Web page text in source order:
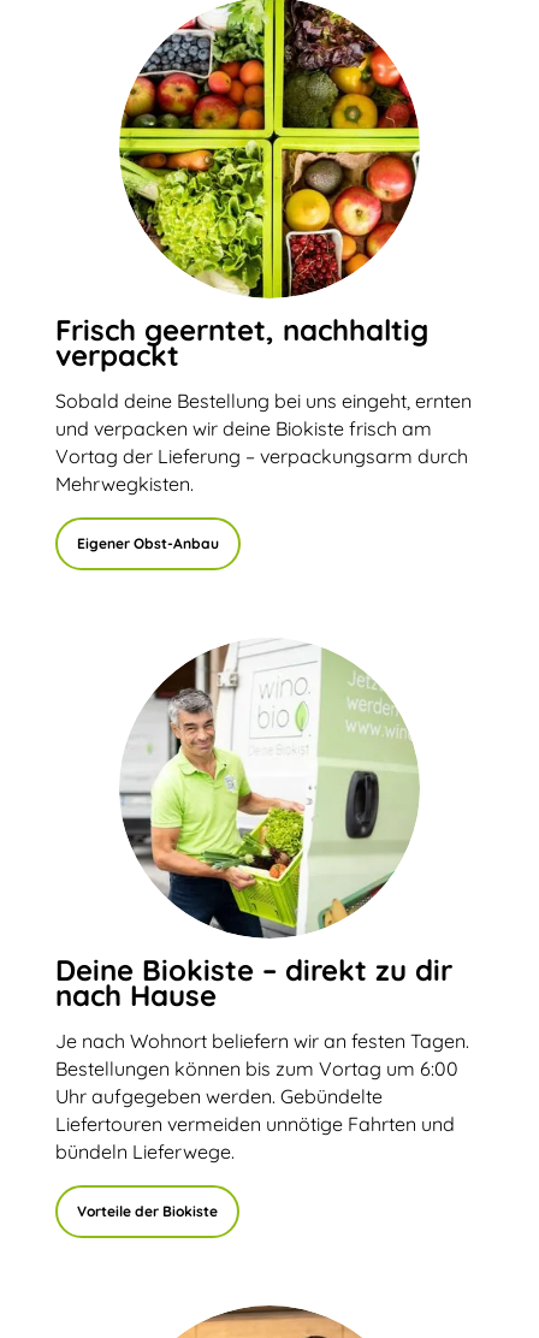
Frisch geerntet, nachhaltig
verpackt
Sobald deine Bestellung bei uns eingeht, ernten
und verpacken wir deine Biokiste frisch am
Vortag der Lieferung – verpackungsarm durch
Mehrwegkisten.
Eigener Obst-Anbau
Deine Biokiste – direkt zu dir
nach Hause
Je nach Wohnort beliefern wir an festen Tagen.
Bestellungen können bis zum Vortag um 6:00
Uhr aufgegeben werden. Gebündelte
Liefertouren vermeiden unnötige Fahrten und
bündeln Lieferwege.
Vorteile der Biokiste